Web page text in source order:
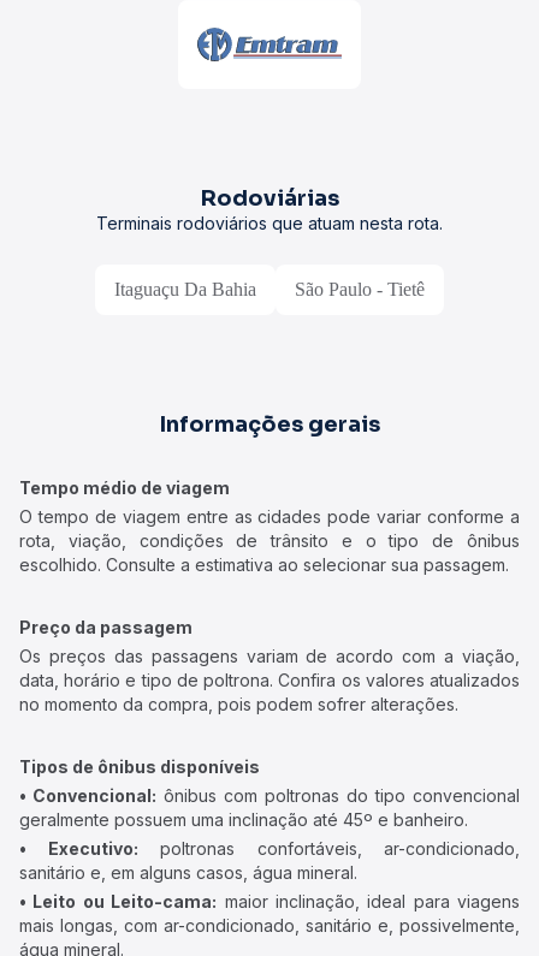
Rodoviárias
Terminais rodoviários que atuam nesta rota.
Itaguaçu Da Bahia São Paulo - Tietê
Informações gerais
Tempo médio de viagem
O tempo de viagem entre as cidades pode variar conforme a
rota, viação, condições de trânsito e o tipo de ônibus
escolhido. Consulte a estimativa ao selecionar sua passagem.
Preço da passagem
Os preços das passagens variam de acordo com a viação,
data, horário e tipo de poltrona. Confira os valores atualizados
no momento da compra, pois podem sofrer alterações.
Tipos de ônibus disponíveis
• Convencional: ônibus com poltronas do tipo convencional
geralmente possuem uma inclinação até 45º e banheiro.
• Executivo: poltronas confortáveis, ar-condicionado,
sanitário e, em alguns casos, água mineral.
• Leito ou Leito-cama: maior inclinação, ideal para viagens
mais longas, com ar-condicionado, sanitário e, possivelmente,
água mineral.